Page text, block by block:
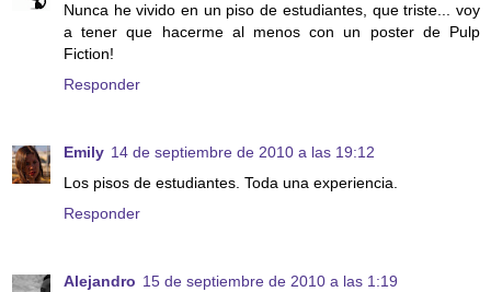
Nunca he vivido en un piso de estudiantes, que triste... voy
a tener que hacerme al menos con un poster de Pulp
Fiction!
Responder
Emily 14 de septiembre de 2010 a las 19:12
Los pisos de estudiantes. Toda una experiencia.
Responder
Alejandro 15 de septiembre de 2010 a las 1:19